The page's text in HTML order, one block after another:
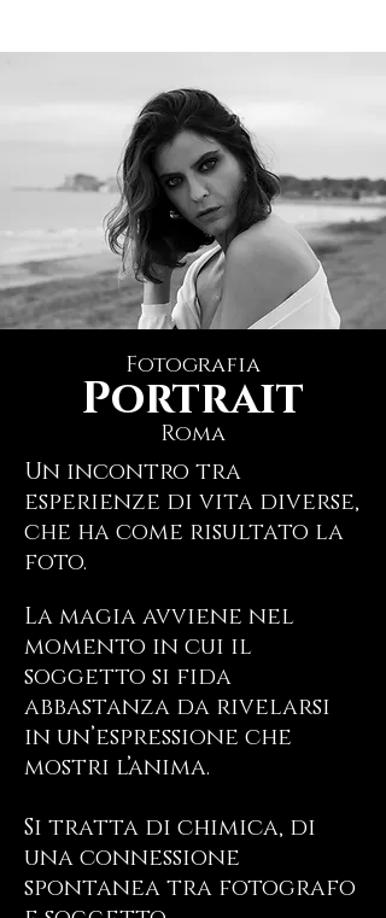
Fotografia
Portrait
Roma
Un incontro tra
esperienze di vita diverse,
che ha come risultato la
foto.
La magia avviene nel
momento in cui il
soggetto si fida
abbastanza da rivelarsi
in un’espressione che
mostri l’anima.
Si tratta di chimica, di
una connessione
spontanea tra fotografo